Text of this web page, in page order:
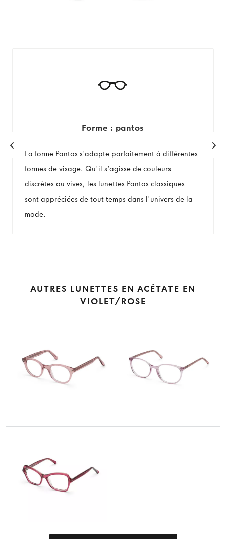
Forme : pantos
La forme Pantos s'adapte parfaitement à différentes
formes de visage. Qu'il s'agisse de couleurs
discrètes ou vives, les lunettes Pantos classiques
sont appréciées de tout temps dans l'univers de la
mode.
AUTRES LUNETTES EN ACÉTATE EN
VIOLET/ROSE